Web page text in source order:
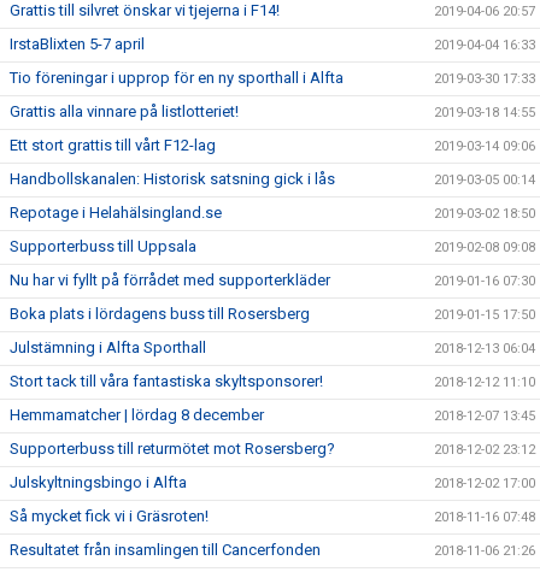
Grattis till silvret önskar vi tjejerna i F14! 2019-04-06 20:57
IrstaBlixten 5-7 april 2019-04-04 16:33
Tio föreningar i upprop för en ny sporthall i Alfta 2019-03-30 17:33
Grattis alla vinnare på listlotteriet! 2019-03-18 14:55
Ett stort grattis till vårt F12-lag 2019-03-14 09:06
Handbollskanalen: Historisk satsning gick i lås 2019-03-05 00:14
Repotage i Helahälsingland.se 2019-03-02 18:50
Supporterbuss till Uppsala 2019-02-08 09:08
Nu har vi fyllt på förrådet med supporterkläder 2019-01-16 07:30
Boka plats i lördagens buss till Rosersberg 2019-01-15 17:50
Julstämning i Alfta Sporthall 2018-12-13 06:04
Stort tack till våra fantastiska skyltsponsorer! 2018-12-12 11:10
Hemmamatcher | lördag 8 december 2018-12-07 13:45
Supporterbuss till returmötet mot Rosersberg? 2018-12-02 23:12
Julskyltningsbingo i Alfta 2018-12-02 17:00
Så mycket fick vi i Gräsroten! 2018-11-16 07:48
Resultatet från insamlingen till Cancerfonden 2018-11-06 21:26